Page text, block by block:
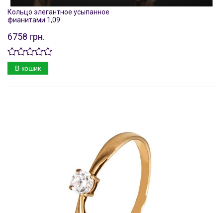
Кольцо элегантное усыпанное
фианитами 1,09
6758 грн.
В кошик